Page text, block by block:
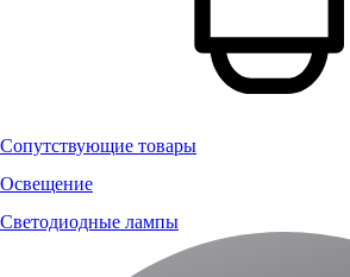
Сопутствующие товары
Освещение
Светодиодные лампы